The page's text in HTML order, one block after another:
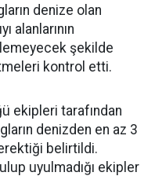
denize olan
alanlarının
şekilde
kontrol etti.
ekipleri tarafından
denizden en az 3
belirtildi.
uyulmadığı ekipler